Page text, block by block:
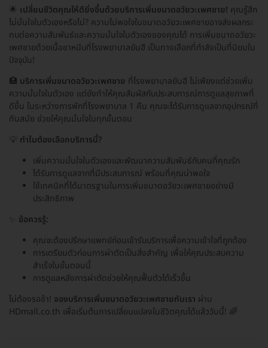
🌟 เปลี่ยนชีวิตคุณให้ดียิ่งขึ้นด้วยบริการเพิ่มขนาดอวัยวะเพศชาย! คุณรู้สึก
ไม่มั่นใจในตัวเองหรือไม่? ความไม่พอใจในขนาดอวัยวะเพศชายอาจส่งผลกระ
ทบต่อความสัมพันธ์และความมั่นใจในตัวเองของคุณได้ การเพิ่มขนาดอวัยวะ
เพศชายด้วยเนื้อขาหนีบที่โรงพยาบาลยันฮี เป็นทางเลือกที่กำลังเป็นที่นิยมใน
ปัจจุบัน!
🏥 บริการเพิ่มขนาดอวัยวะเพศชาย ที่โรงพยาบาลยันฮี ไม่เพียงแต่ช่วยเพิ่ม
ความมั่นใจในตัวเอง แต่ยังทำให้คุณสัมผัสกับประสบการณ์การดูแลสุขภาพที่
ดีขึ้น ในระหว่างการพักที่โรงพยาบาล 1 คืน คุณจะได้รับการดูแลจากอุปกรณ์ที่
ทันสมัย ช่วยให้คุณมั่นใจในทุกขั้นตอน
💡 ทำไมต้องเลือกบริการนี้?
เพิ่มความมั่นใจในตัวเองและพัฒนาความสัมพันธ์กับคนที่คุณรัก
ได้รับการดูแลจากที่มีประสบการณ์ พร้อมที่คุณน่าพอใจ
ใช้เทคนิคที่ได้มาตรฐานในการเพิ่มขนาดอวัยวะเพศชายอย่างมี
ประสิทธิภาพ
ข้อควรรู้:
คุณจะต้องปรึกษาแพทย์ก่อนเข้ารับบริการเพื่อความเข้าใจที่ถูกต้อง
การเตรียมตัวก่อนการผ่าตัดเป็นสิ่งสำคัญ เพื่อให้คุณประสบความ
สำเร็จในขั้นตอนนี้
การดูแลหลังการผ่าตัดช่วยให้คุณฟื้นตัวได้เร็วขึ้น
ไม่ต้องรอช้า! จองบริการเพิ่มขนาดอวัยวะเพศชายกับเรา ผ่าน
HDmall.co.th เพื่อเริ่มต้นการเปลี่ยนแปลงในชีวิตคุณได้แล้ววันนี้! 🌈